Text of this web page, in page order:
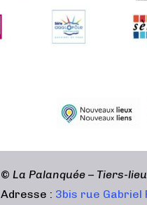
© La Palanquée – Tiers-
Adresse : 3bis rue Gabriel